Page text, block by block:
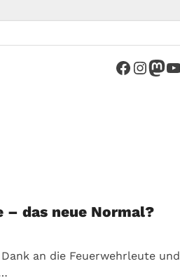
– das neue Normal?
an die Feuerwehrleute und